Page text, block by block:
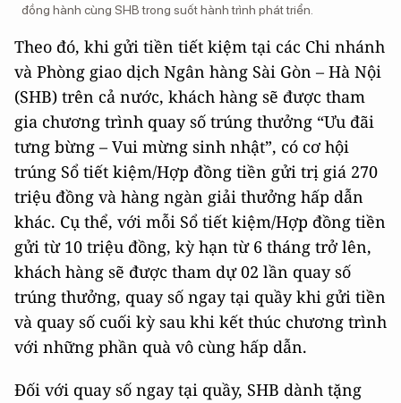
đồng hành cùng SHB trong suốt hành trình phát triển.
Theo đó, khi gửi tiền tiết kiệm tại các Chi nhánh
và Phòng giao dịch Ngân hàng Sài Gòn – Hà Nội
(SHB) trên cả nước, khách hàng sẽ được tham
gia chương trình quay số trúng thưởng “Ưu đãi
tưng bừng – Vui mừng sinh nhật”, có cơ hội
trúng Sổ tiết kiệm/Hợp đồng tiền gửi trị giá 270
triệu đồng và hàng ngàn giải thưởng hấp dẫn
khác. Cụ thể, với mỗi Sổ tiết kiệm/Hợp đồng tiền
gửi từ 10 triệu đồng, kỳ hạn từ 6 tháng trở lên,
khách hàng sẽ được tham dự 02 lần quay số
trúng thưởng, quay số ngay tại quầy khi gửi tiền
và quay số cuối kỳ sau khi kết thúc chương trình
với những phần quà vô cùng hấp dẫn.
Đối với quay số ngay tại quầy, SHB dành tặng